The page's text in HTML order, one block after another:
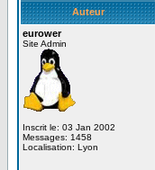
Auteur
eurower
Site Admin
Inscrit le: 03 Jan 2002
Messages: 1458
Localisation: Lyon